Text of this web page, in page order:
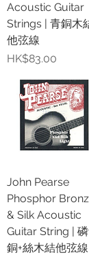
Acoustic Guitar
Strings | 青銅木
他弦線
價格
HK$83.00
John Pearse
Phosphor
& Silk Acoustic
Guitar String |
銅+絲木結他弦線